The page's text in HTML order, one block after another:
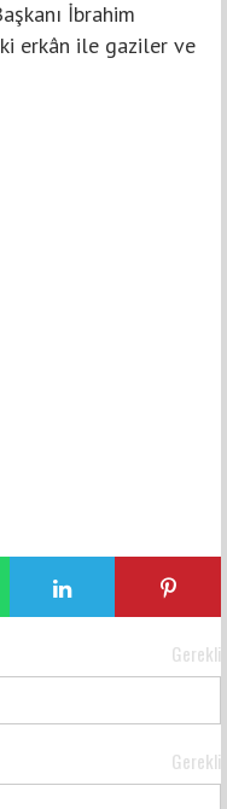
İbrahim
erkân ile gaziler ve
Gerekli
Gerekli